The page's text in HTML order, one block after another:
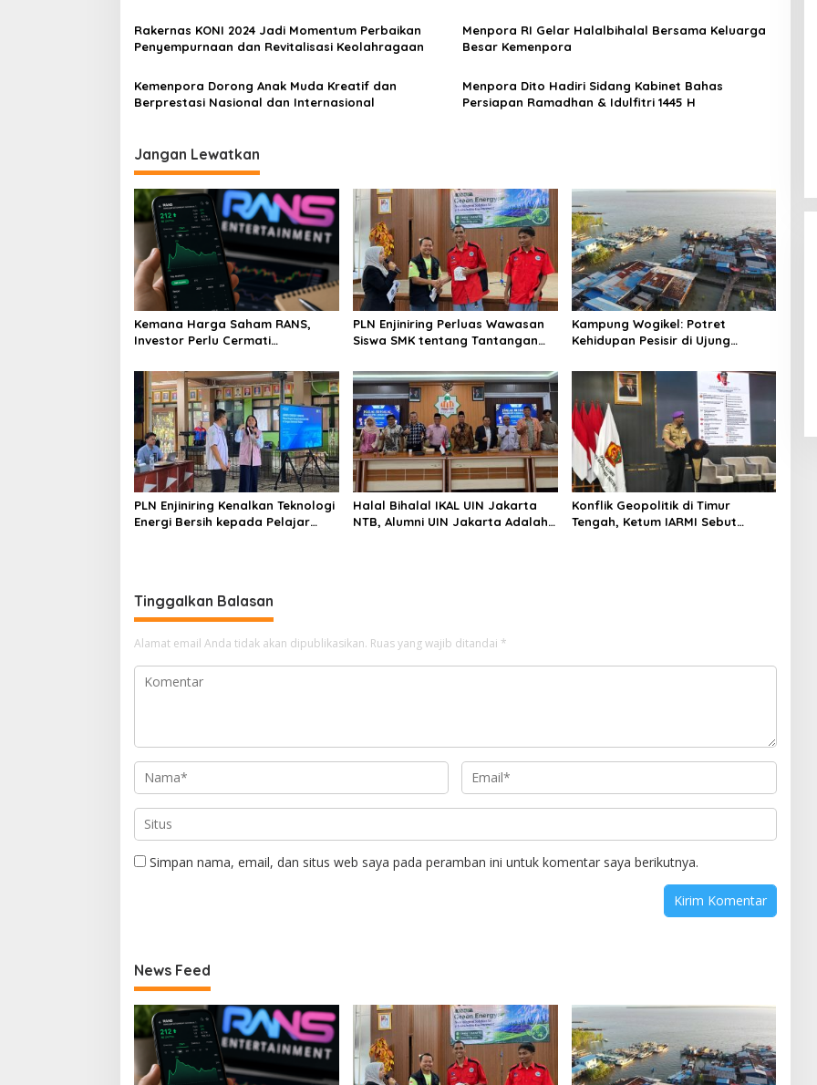
Rakernas KONI 2024 Jadi Momentum Perbaikan
Penyempurnaan dan Revitalisasi Keolahragaan
Menpora RI Gelar Halalbihalal Bersama Keluarga
Besar Kemenpora
Kemenpora Dorong Anak Muda Kreatif dan
Berprestasi Nasional dan Internasional
Menpora Dito Hadiri Sidang Kabinet Bahas
Persiapan Ramadhan & Idulfitri 1445 H
Jangan Lewatkan
Kemana Harga Saham RANS,
Investor Perlu Cermati
Spekulasi Berlebihan
PLN Enjiniring Perluas Wawasan
Siswa SMK tentang Tantangan
Kampung Wogikel: Potret
Kehidupan Pesisir di Ujung
Tengah Keterbatasan
PLN Enjiniring Kenalkan Teknologi
Energi Bersih kepada Pelajar
Halal Bihalal IKAL UIN Jakarta
NTB, Alumni UIN Jakarta Adalah
Konflik Geopolitik di Timur
Tengah, Ketum IARMI Sebut
Tinggalkan Balasan
Alamat email Anda tidak akan dipublikasikan. Ruas yang wajib ditandai *
Simpan nama, email, dan situs web saya pada peramban ini untuk komentar saya berikutnya.
News Feed